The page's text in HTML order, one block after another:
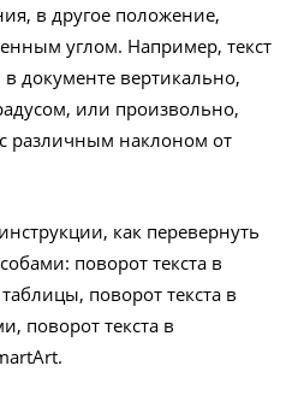
в другое положение,
углом. Например, текст
документе вертикально,
или произвольно,
различным наклоном от
как перевернуть
поворот текста в
поворот текста в
поворот текста в